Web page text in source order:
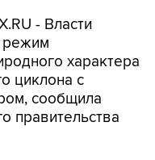
- Власти
режим
характера
циклона с
сообщила
правительства